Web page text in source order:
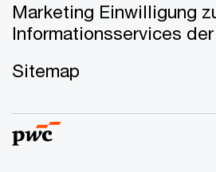
Marketing Einwilligung
Informationsservices
Sitemap